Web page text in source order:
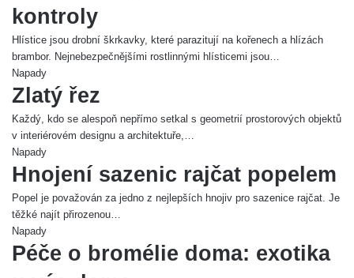
kontroly
Hlístice jsou drobní škrkavky, které parazitují na kořenech a hlízách
brambor. Nejnebezpečnějšími rostlinnými hlísticemi jsou…
Napady
Zlatý řez
Každý, kdo se alespoň nepřímo setkal s geometrií prostorových objektů
v interiérovém designu a architektuře,…
Napady
Hnojení sazenic rajčat popelem
Popel je považován za jedno z nejlepších hnojiv pro sazenice rajčat. Je
těžké najít přirozenou…
Napady
Péče o bromélie doma: exotika